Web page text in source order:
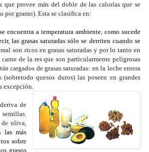
provee más del doble de las calorías que se
por gramo). Esta se clasifica en:
encuentra a temperatura ambiente, como sucede
las grasas saturadas sólo se derriten cuando se
son ricos en grasas saturadas y por lo tanto en
de la res que son particularmente peligrosas
cargados de grasas saturadas: en la leche entera
quesos duros) las poseen en grandes
excepción.
de
de oliva,
las más
sobre
grasos